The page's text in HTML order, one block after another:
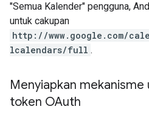
"Semua Kalender" pengguna,
untuk cakupan
http://www.google.com/
lcalendars/full .
Menyiapkan
token OAuth